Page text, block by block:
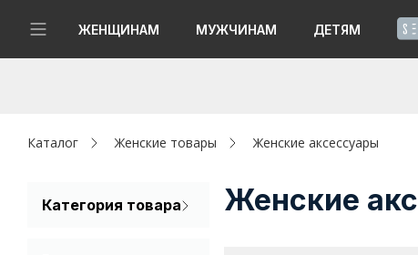
ЖЕНЩИНАМ МУЖЧИНАМ ДЕТЯМ
Женщинам
Каталог Женские товары Женские аксессуары
Категория товара Женские